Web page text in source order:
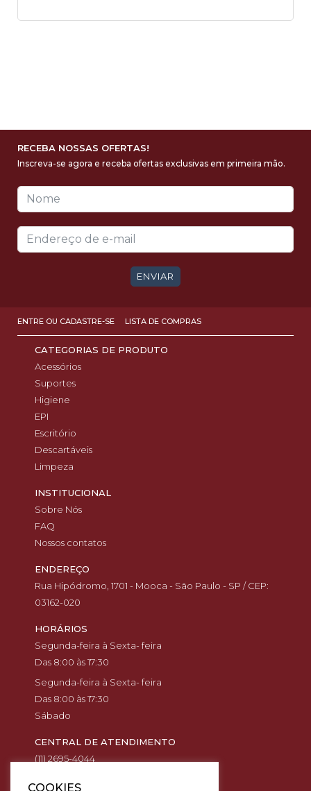
RECEBA NOSSAS OFERTAS!
Inscreva-se agora e receba ofertas exclusivas em primeira mão.
ENVIAR
ENTRE OU CADASTRE-SE LISTA DE COMPRAS
CATEGORIAS DE PRODUTO
Acessórios
Suportes
Higiene
EPI
Escritório
Descartáveis
Limpeza
INSTITUCIONAL
Sobre Nós
FAQ
Nossos contatos
ENDEREÇO
Rua Hipódromo, 1701 - Mooca - São Paulo - SP / CEP:
03162-020
HORÁRIOS
Segunda-feira à Sexta- feira
Das 8:00 às 17:30
Segunda-feira à Sexta- feira
Das 8:00 às 17:30
Sábado
CENTRAL DE ATENDIMENTO
(11) 2695-4044
COOKIES